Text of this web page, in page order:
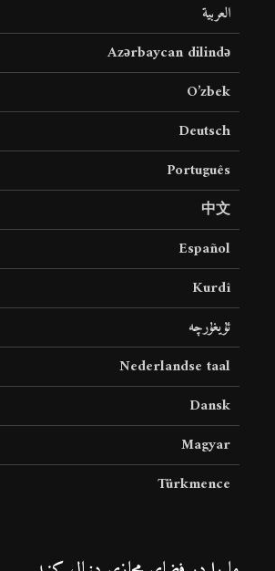
العربية
Azərbaycan dilində
O’zbek
Deutsch
Português
中文
Español
Kurdî
ئۇيغۇرچە
Nederlandse taal
Dansk
Magyar
Türkmence